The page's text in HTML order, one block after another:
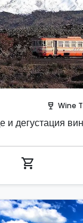
wine_bar Wine
и дегустация
shopping_cart